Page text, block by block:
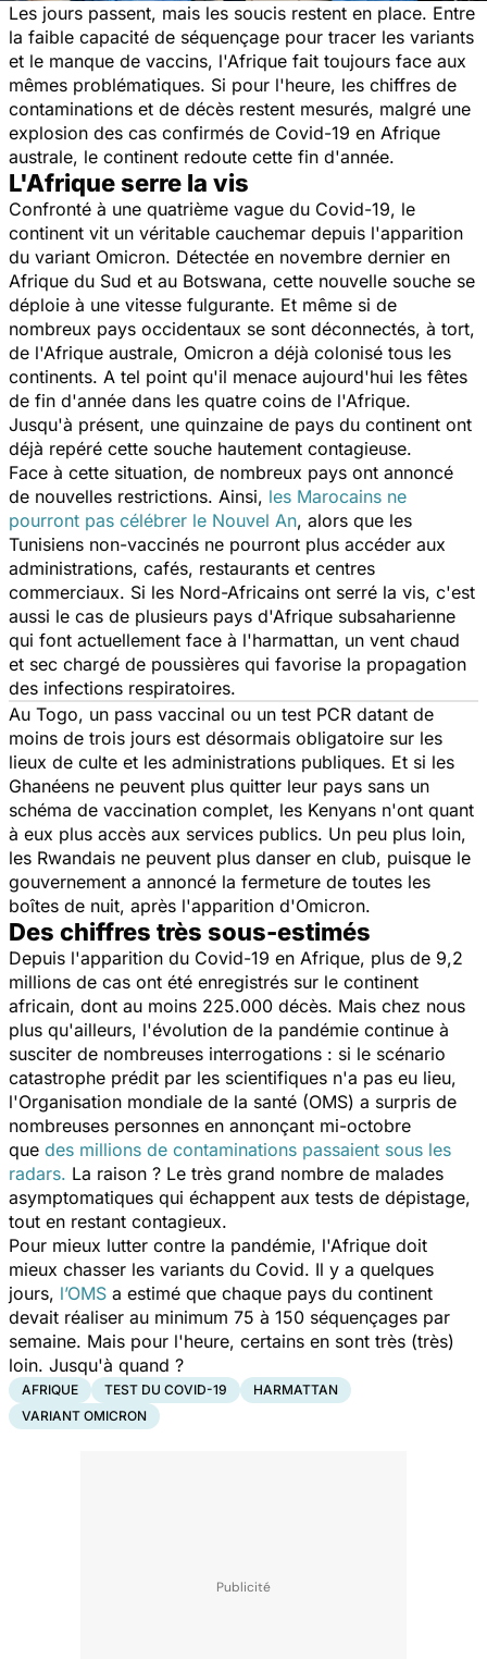
Les jours passent, mais les soucis restent en place. Entre
la faible capacité de séquençage pour tracer les variants
et le manque de vaccins, l'Afrique fait toujours face aux
mêmes problématiques. Si pour l'heure, les chiffres de
contaminations et de décès restent mesurés, malgré une
explosion des cas confirmés de Covid-19 en Afrique
australe, le continent redoute cette fin d'année.
L'Afrique serre la vis
Confronté à une quatrième vague du Covid-19, le
continent vit un véritable cauchemar depuis l'apparition
du variant Omicron. Détectée en novembre dernier en
Afrique du Sud et au Botswana, cette nouvelle souche se
déploie à une vitesse fulgurante. Et même si de
nombreux pays occidentaux se sont déconnectés, à tort,
de l'Afrique australe, Omicron a déjà colonisé tous les
continents. A tel point qu'il menace aujourd'hui les fêtes
de fin d'année dans les quatre coins de l'Afrique.
Jusqu'à présent, une quinzaine de pays du continent ont
déjà repéré cette souche hautement contagieuse.
Face à cette situation, de nombreux pays ont annoncé
de nouvelles restrictions. Ainsi, les Marocains ne
pourront pas célébrer le Nouvel An, alors que les
Tunisiens non-vaccinés ne pourront plus accéder aux
administrations, cafés, restaurants et centres
commerciaux. Si les Nord-Africains ont serré la vis, c'est
aussi le cas de plusieurs pays d'Afrique subsaharienne
qui font actuellement face à l'harmattan, un vent chaud
et sec chargé de poussières qui favorise la propagation
des infections respiratoires.
Au Togo, un pass vaccinal ou un test PCR datant de
moins de trois jours est désormais obligatoire sur les
lieux de culte et les administrations publiques. Et si les
Ghanéens ne peuvent plus quitter leur pays sans un
schéma de vaccination complet, les Kenyans n'ont quant
à eux plus accès aux services publics. Un peu plus loin,
les Rwandais ne peuvent plus danser en club, puisque le
gouvernement a annoncé la fermeture de toutes les
boîtes de nuit, après l'apparition d'Omicron.
Des chiffres très sous-estimés
Depuis l'apparition du Covid-19 en Afrique, plus de 9,2
millions de cas ont été enregistrés sur le continent
africain, dont au moins 225.000 décès. Mais chez nous
plus qu'ailleurs, l'évolution de la pandémie continue à
susciter de nombreuses interrogations : si le scénario
catastrophe prédit par les scientifiques n'a pas eu lieu,
l'Organisation mondiale de la santé (OMS) a surpris de
nombreuses personnes en annonçant mi-octobre
que des millions de contaminations passaient sous les
radars. La raison ? Le très grand nombre de malades
asymptomatiques qui échappent aux tests de dépistage,
tout en restant contagieux.
Pour mieux lutter contre la pandémie, l'Afrique doit
mieux chasser les variants du Covid. Il y a quelques
jours, l’OMS a estimé que chaque pays du continent
devait réaliser au minimum 75 à 150 séquençages par
semaine. Mais pour l'heure, certains en sont très (très)
loin. Jusqu'à quand ?
AFRIQUE TEST DU COVID-19
HARMATTAN
VARIANT OMICRON